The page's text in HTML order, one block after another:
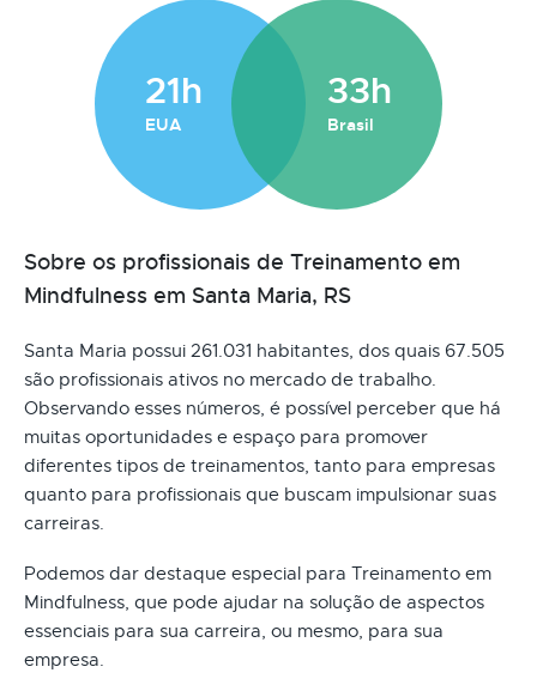
21h
EUA
33h
Brasil
Sobre os profissionais de Treinamento em
Mindfulness em Santa Maria, RS
Santa Maria possui 261.031 habitantes, dos quais 67.505
são profissionais ativos no mercado de trabalho.
Observando esses números, é possível perceber que há
muitas oportunidades e espaço para promover
diferentes tipos de treinamentos, tanto para empresas
quanto para profissionais que buscam impulsionar suas
carreiras.
Podemos dar destaque especial para Treinamento em
Mindfulness, que pode ajudar na solução de aspectos
essenciais para sua carreira, ou mesmo, para sua
empresa.